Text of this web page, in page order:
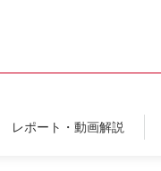
レポート・動画解説